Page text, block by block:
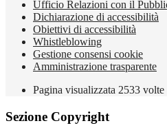
Ufficio Relazioni con il
Dichiarazione di accessibilità
Obiettivi di accessibilità
Whistleblowing
Gestione consensi cookie
Amministrazione trasparente
Pagina visualizzata 2533 volte
Sezione Copyright